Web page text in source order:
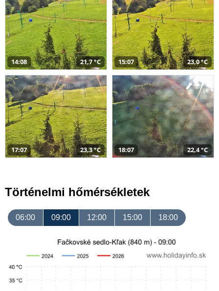
14:08 21,7 °C 15:07 23,0 °C
17:07 23,3 °C 18:07 22,4 °C
Történelmi hőmérsékletek
06:00 09:00 12:00 15:00 18:00